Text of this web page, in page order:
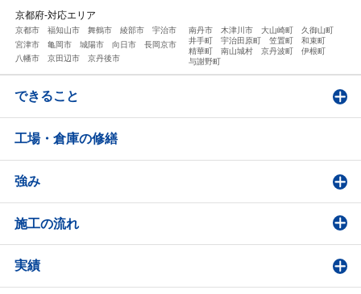
京都府-対応エリア
京都市 福知山市 舞鶴市 綾部市
宇治市
宮津市
亀岡市 城陽市 向日市
長岡京市
八幡市
京田辺市 京丹後市
南丹市 木津川市 大山崎町
久御山町
井手町
宇治田原町 笠置町
和束町
精華町
南山城村 京丹波町
伊根町
与謝野町
できること
工場・倉庫の修繕
強み
施工の流れ
実績